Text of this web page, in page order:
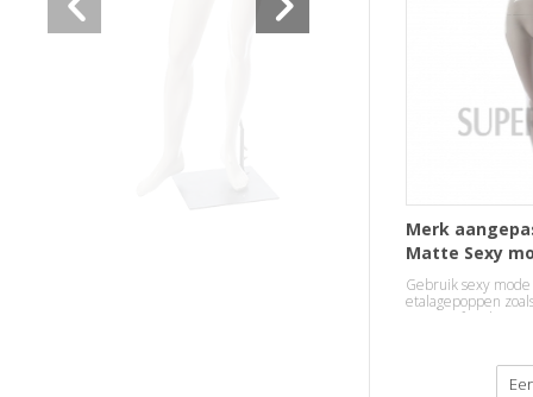
Merk
Matte Sexy
Display
Gebruik sexy
etalagepoppen
zwarte afwerking,